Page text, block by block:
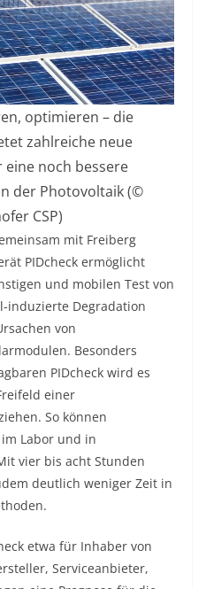
optimieren – die
zahlreiche neue
noch bessere
der Photovoltaik (©
CSP)
mit Freiberg
PIDcheck ermöglicht
und mobilen Test von
induzierte Degradation
von
Besonders
PIDcheck wird es
einer
So können
Labor und in
vier bis acht Stunden
deutlich weniger Zeit in
etwa für Inhaber von
Serviceanbieter,